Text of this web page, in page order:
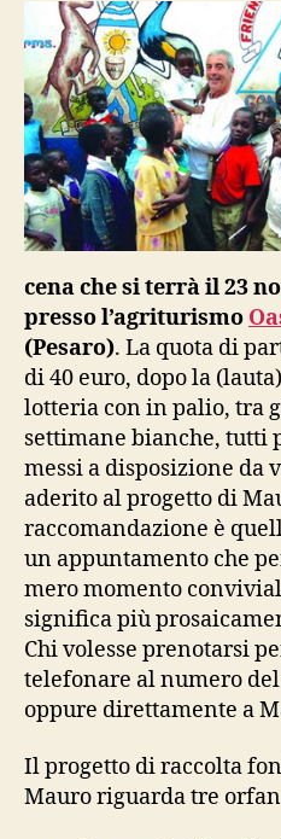
cena che si terrà il 23
presso l’agriturismo
(Pesaro). La quota di
di 40 euro, dopo la
lotteria con in palio, tra
settimane bianche, tutti
messi a disposizione da
aderito al progetto di
raccomandazione è
un appuntamento che
mero momento
significa più
Chi volesse prenotarsi
telefonare al numero
oppure direttamente a
Il progetto di raccolta
Mauro riguarda tre